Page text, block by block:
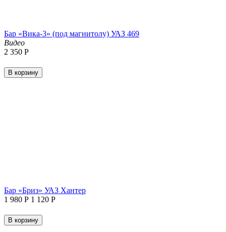
Бар «Вика-3» (под магнитолу) УАЗ 469
Видео
2 350 Р
В корзину
Бар «Бриз» УАЗ Хантер
1 980 Р 1 120 Р
В корзину